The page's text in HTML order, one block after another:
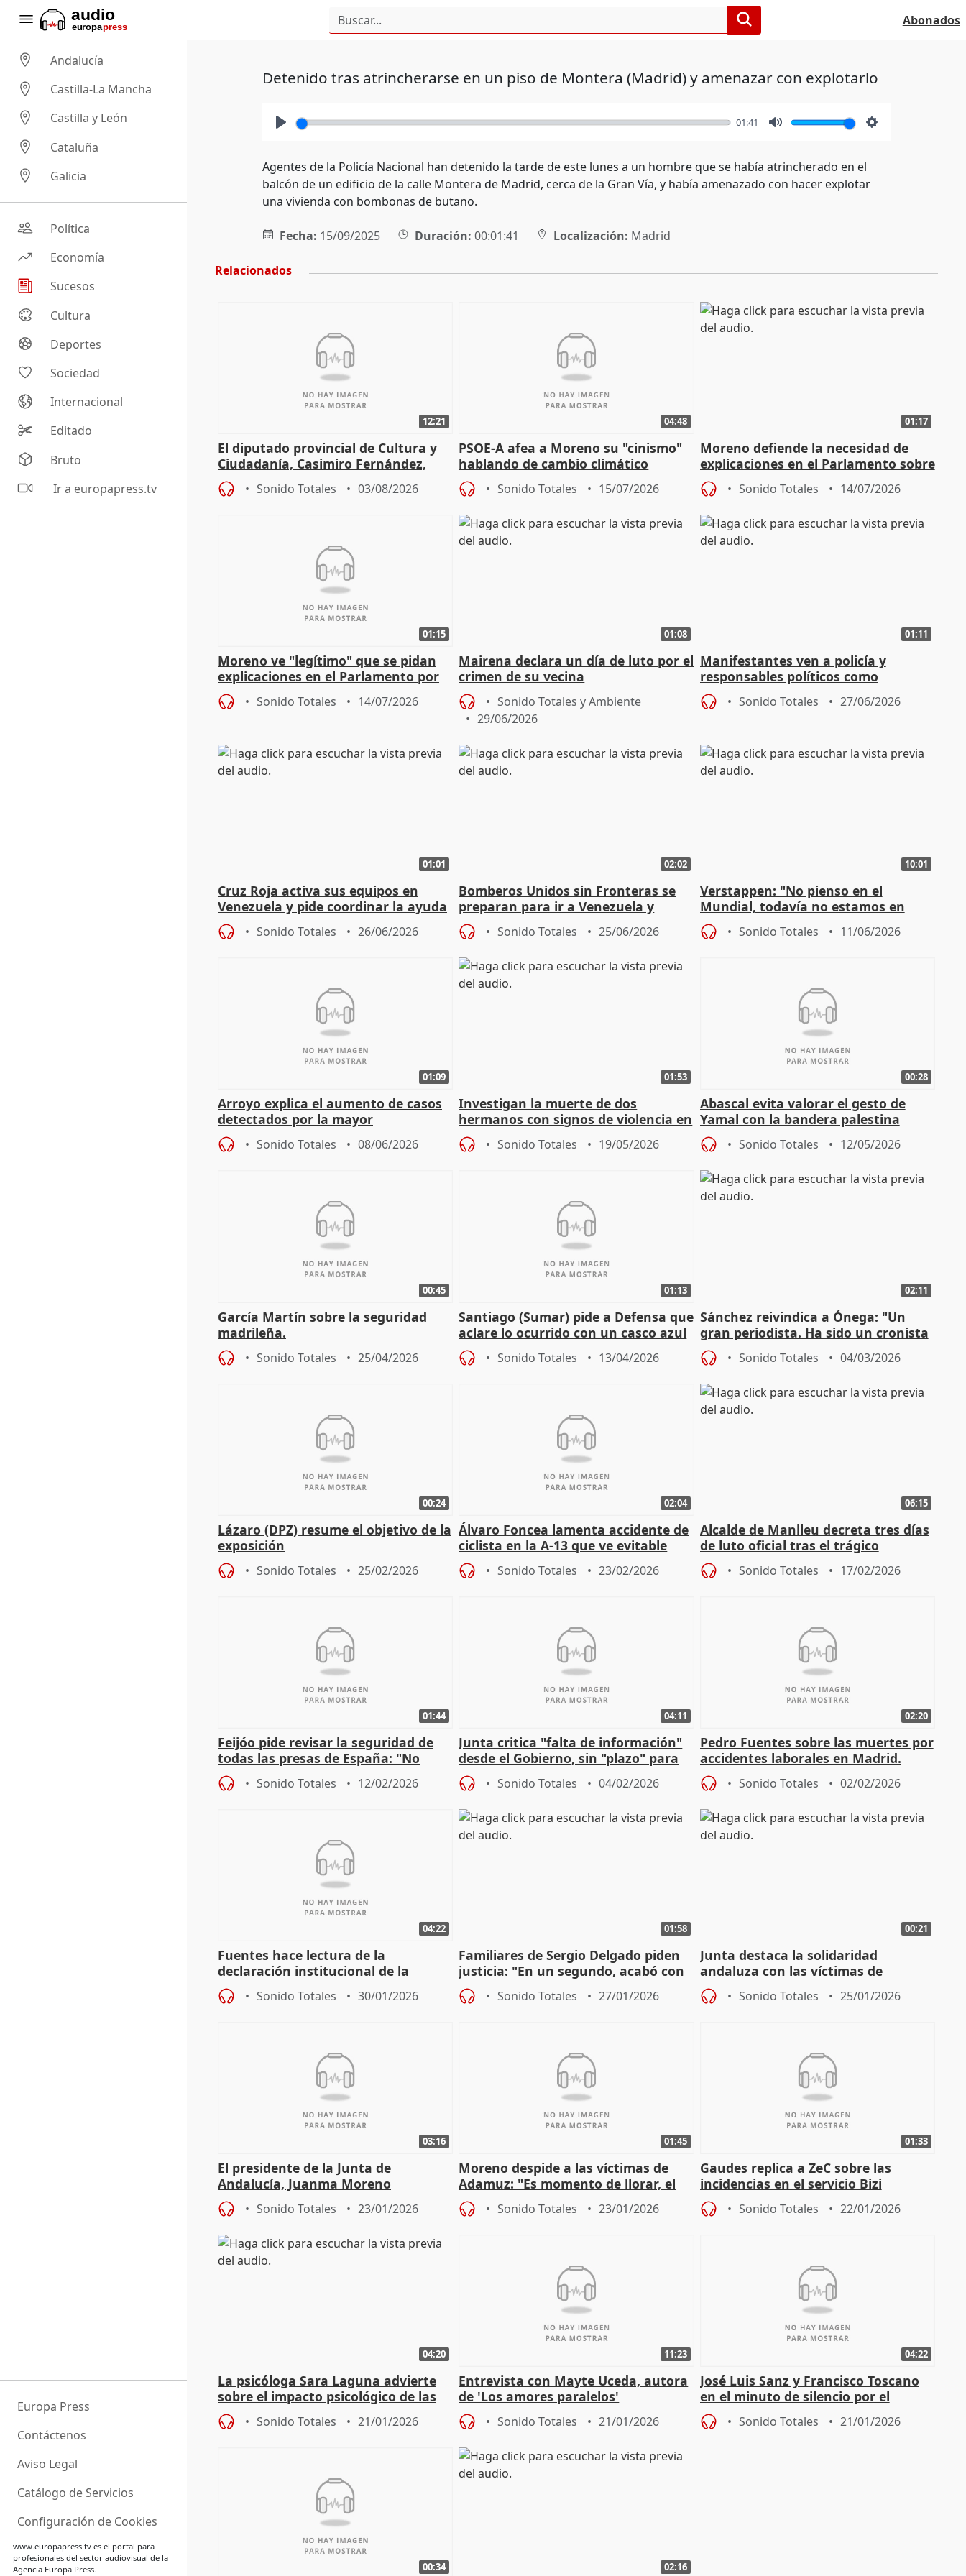
Abonados
Andalucía
Castilla-La Mancha
Castilla y León
Cataluña
Galicia
Política
Economía
Sucesos
Cultura
Deportes
Sociedad
Internacional
Editado
Bruto
Ir a europapress.tv
Europa Press
Contáctenos
Aviso Legal
Catálogo de Servicios
Configuración de Cookies
www.europapress.tves el portal para
profesionales del sector audiovisual de la
Agencia Europa Press.
Detenido tras atrincherarse en un piso de Montera (Madrid) y amenazar con explotarlo
01:41
Agentes de la Policía Nacional han detenido la tarde de este lunes a un hombre que se había atrincherado en el
balcón de un edificio de la calle Montera de Madrid, cerca de la Gran Vía, y había amenazado con hacer explotar
una vivienda con bombonas de butano.
Fecha: 15/09/2025 Duración: 00:01:41 Localización: Madrid
Relacionados
12:21
El diputado provincial de Cultura y
Ciudadanía, Casimiro Fernández,
sobre el balance de entradas
Sonido Totales 03/08/2026
04:48
PSOE-A afea a Moreno su "cinismo"
hablando de cambio climático
mientras firma acuerdo con Vox
Sonido Totales 15/07/2026
01:17
Moreno defiende la necesidad de
explicaciones en el Parlamento sobre
el incendio
Sonido Totales 14/07/2026
01:15
Moreno ve "legítimo" que se pidan
explicaciones en el Parlamento por
el incendio y apela a "unión" y
Sonido Totales 14/07/2026
01:08
Mairena declara un día de luto por el
crimen de su vecina
Sonido Totales y Ambiente
29/06/2026
01:11
Manifestantes ven a policía y
responsables políticos como
culpables del fallecimiento del joven
Sonido Totales 27/06/2026
01:01
Cruz Roja activa sus equipos en
Venezuela y pide coordinar la ayuda
para evitar el colapso
Sonido Totales 26/06/2026
02:02
Bomberos Unidos sin Fronteras se
preparan para ir a Venezuela y
ayudar en labores de rescate
Sonido Totales 25/06/2026
10:01
Verstappen: "No pienso en el
Mundial, todavía no estamos en
posición de ganar una carrera"
Sonido Totales 11/06/2026
01:09
Arroyo explica el aumento de casos
detectados por la mayor
concienciación
Sonido Totales 08/06/2026
01:53
Investigan la muerte de dos
hermanos con signos de violencia en
Jerez (Cádiz)
Sonido Totales 19/05/2026
00:28
Abascal evita valorar el gesto de
Yamal con la bandera palestina
Sonido Totales 12/05/2026
00:45
García Martín sobre la seguridad
madrileña.
Sonido Totales 25/04/2026
01:13
Santiago (Sumar) pide a Defensa que
aclare lo ocurrido con un casco azul
español en Líbano.
Sonido Totales 13/04/2026
02:11
Sánchez reivindica a Ónega: "Un
gran periodista. Ha sido un cronista
de la vida política"
Sonido Totales 04/03/2026
00:24
Lázaro (DPZ) resume el objetivo de la
exposición
Sonido Totales 25/02/2026
02:04
Álvaro Foncea lamenta accidente de
ciclista en la A-13 que ve evitable
Sonido Totales 23/02/2026
06:15
Alcalde de Manlleu decreta tres días
de luto oficial tras el trágico
incendio
Sonido Totales 17/02/2026
01:44
Feijóo pide revisar la seguridad de
todas las presas de España: "No
puede ocurrir como con el apagón
Sonido Totales 12/02/2026
04:11
Junta critica "falta de información"
desde el Gobierno, sin "plazo" para
reabrir línea con Madrid
Sonido Totales 04/02/2026
02:20
Pedro Fuentes sobre las muertes por
accidentes laborales en Madrid.
Sonido Totales 02/02/2026
04:22
Fuentes hace lectura de la
declaración institucional de la
Diputación por el accidente de
AdamuzSonido Totales 30/01/2026
01:58
Familiares de Sergio Delgado piden
justicia: "En un segundo, acabó con
su vida y la nuestra"
Sonido Totales 27/01/2026
00:21
Junta destaca la solidaridad
andaluza con las víctimas de
Adamuz: "Todos nos hemos
implicado"Sonido Totales 25/01/2026
03:16
El presidente de la Junta de
Andalucía, Juanma Moreno
Sonido Totales 23/01/2026
01:45
Moreno despide a las víctimas de
Adamuz: "Es momento de llorar, el
dolor es nuestro mayor homenaje"
Sonido Totales 23/01/2026
01:33
Gaudes replica a ZeC sobre las
incidencias en el servicio Bizi
Sonido Totales 22/01/2026
04:20
La psicóloga Sara Laguna advierte
sobre el impacto psicológico de las
tragedias ferroviarias
Sonido Totales 21/01/2026
11:23
Entrevista con Mayte Uceda, autora
de 'Los amores paralelos'
Sonido Totales 21/01/2026
04:22
José Luis Sanz y Francisco Toscano
en el minuto de silencio por el
maquinista fallecido en Gelida
Sonido Totales 21/01/2026
00:34 02:16